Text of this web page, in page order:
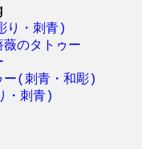
り・刺青)
のタトゥー
ー(刺青・和彫)
・刺青)